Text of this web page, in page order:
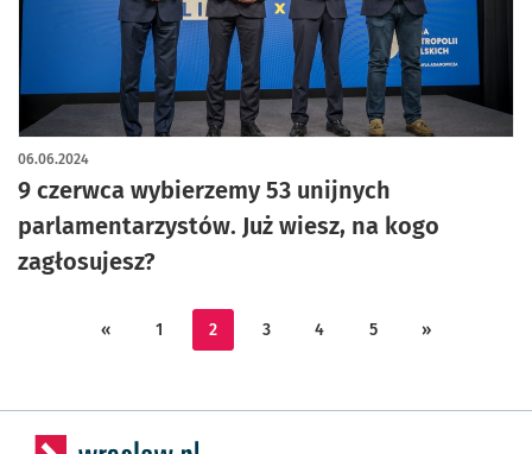
9 czerwca wybierzemy 53 unijnych
parlamentarzystów. Już wiesz, na kogo
zagłosujesz?
06.06.2024
« 1 2 3 4 5 »